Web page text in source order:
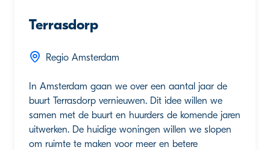
Terrasdorp
Regio Amsterdam
In Amsterdam gaan we over een aantal jaar de
buurt Terrasdorp vernieuwen. Dit idee willen we
samen met de buurt en huurders de komende jaren
uitwerken. De huidige woningen willen we slopen
om ruimte te maken voor meer en betere